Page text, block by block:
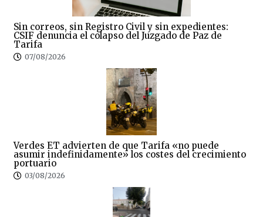
Sin correos, sin Registro Civil y sin expedientes:
CSIF denuncia el colapso del Juzgado de Paz de
Tarifa
07/08/2026
Verdes ET advierten de que Tarifa «no puede
asumir indefinidamente» los costes del crecimiento
portuario
03/08/2026